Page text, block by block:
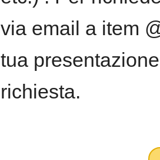
via email a item
tua
richiesta.